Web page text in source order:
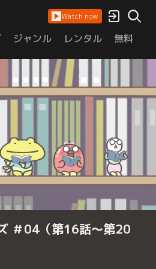
Watch now
ジャンル レンタル 無料
＃04（第16話～第20